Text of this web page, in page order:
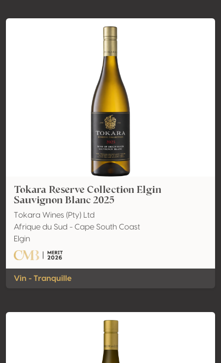
Tokara Reserve Collection Elgin
Sauvignon Blanc 2025
Tokara Wines (Pty) Ltd
Afrique du Sud - Cape South Coast
Elgin
Vin - Tranquille